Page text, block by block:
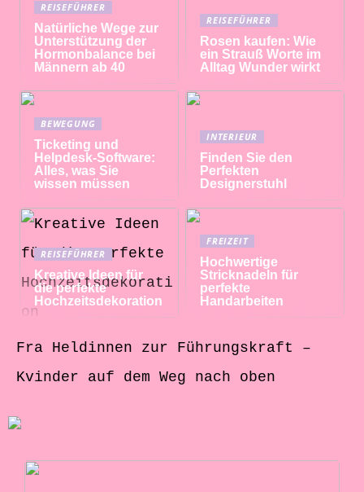
REISEFÜHRER
Natürliche Wege zur
Unterstützung der
Hormonbalance bei
Männern ab 40
REISEFÜHRER
Rosen kaufen: Wie
ein Strauß Worte im
Alltag Wunder wirkt
BEWEGUNG
Ticketing und
Helpdesk-Software:
Alles, was Sie
wissen müssen
INTERIEUR
Finden Sie den
Perfekten
Designerstuhl
REISEFÜHRER
Kreative Ideen für
die perfekte
Hochzeitsdekoration
FREIZEIT
Hochwertige
Stricknadeln für
perfekte
Handarbeiten
Fra Heldinnen zur Führungskraft –
Kvinder auf dem Weg nach oben